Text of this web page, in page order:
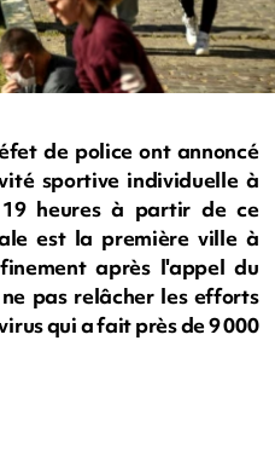
de police ont annoncé
sportive individuelle à
heures à partir de ce
est la première ville à
après l'appel du
pas relâcher les efforts
qui a fait près de 9 000